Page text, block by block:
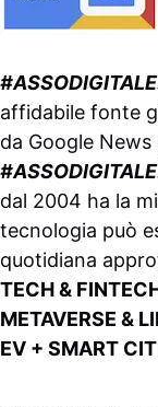
affidabile fonte
da Google News
dal 2004 ha la
tecnologia può
quotidiana
TECH &
METAVERSE &
EV + SMART